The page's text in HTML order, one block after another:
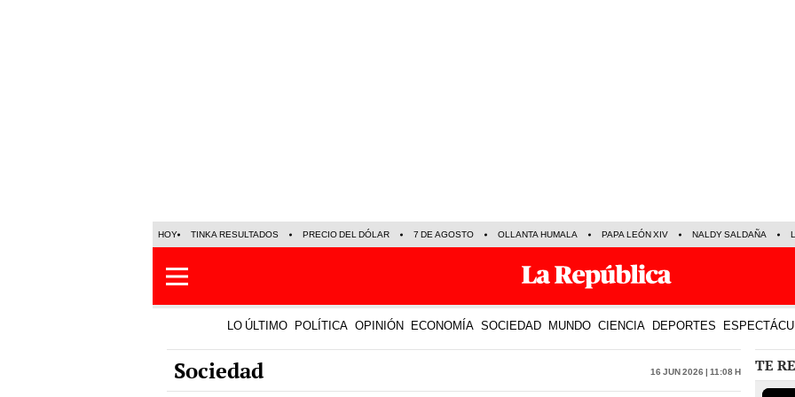
HOY TINKA RESULTADOS PRECIO DEL DÓLAR 7 DE AGOSTO OLLANTA HUMALA PAPA LEÓN XIV NALDY SALDAÑA
LO ÚLTIMO POLÍTICA OPINIÓN ECONOMÍA SOCIEDAD MUNDO CIENCIA DEPORTES
Sociedad 16 Jun 2026 | 11:08 h TE